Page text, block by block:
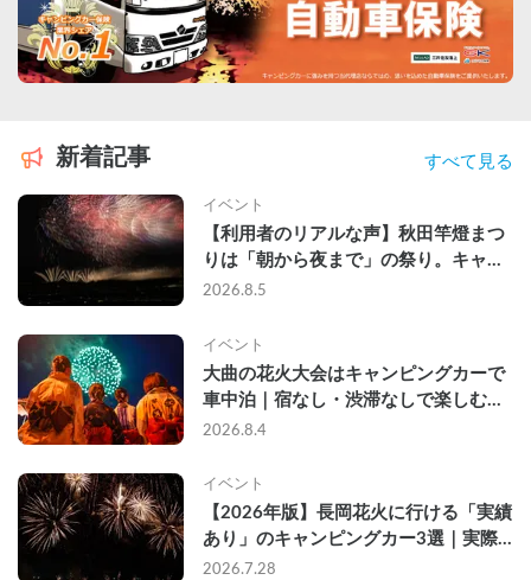
新着記事 すべて見る
イベント
【利用者のリアルな声】秋田竿燈まつ
りは「朝から夜まで」の祭り。キャン
ピングカーで行った2組の記録
2026.8.5
イベント
大曲の花火大会はキャンピングカーで
車中泊｜宿なし・渋滞なしで楽しむ
2026年完全ガイド
2026.8.4
イベント
【2026年版】長岡花火に行ける「実績
あり」のキャンピングカー3選｜実際
に利用したゲストのレビュー付き
2026.7.28